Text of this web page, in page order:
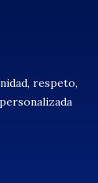
respeto,